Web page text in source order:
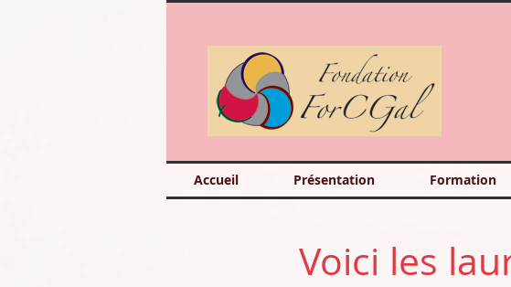
Accueil Présentation Formation
Voici les